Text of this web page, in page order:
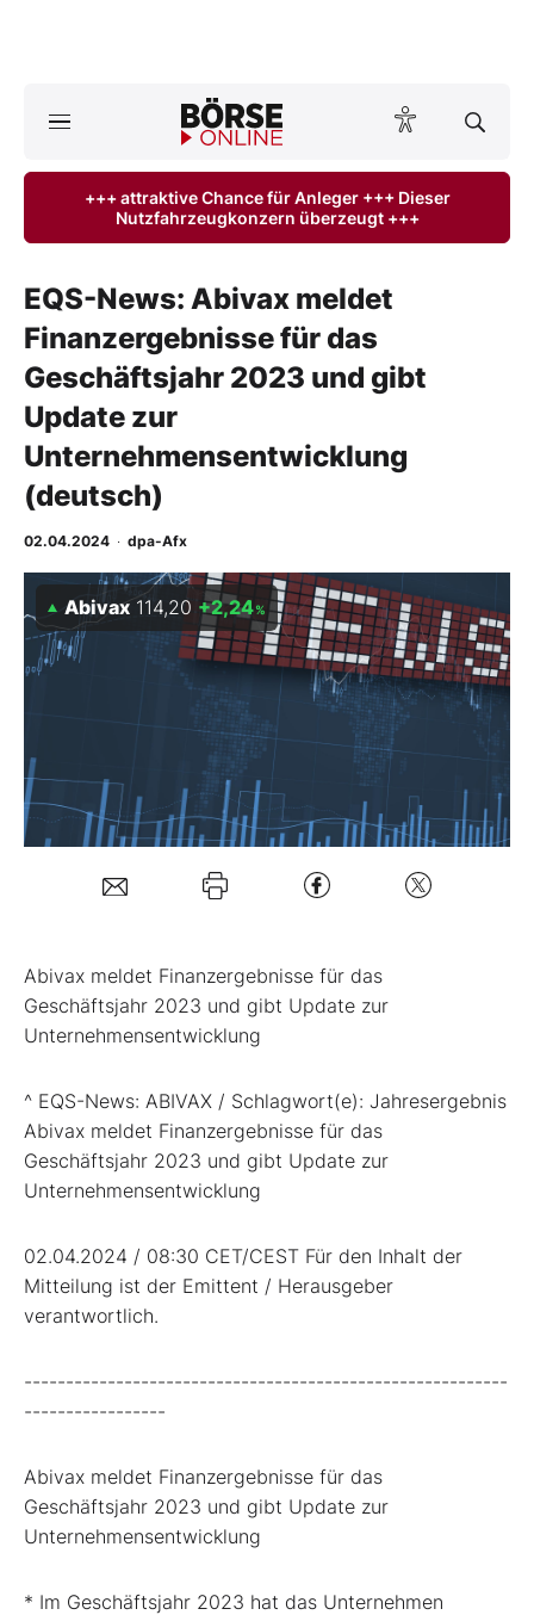
ktuelle Ausgabe BÖRSE ONLINE lesen
Finanz-Check
Abo & Shop
BO-Musterdepots
Mein B:O
Mein Konto
Kontakt
+++ attraktive Chance für Anleger +++ Dieser
Nutzfahrzeugkonzern überzeugt +++
EQS-News: Abivax meldet
Finanzergebnisse für das
Geschäftsjahr 2023 und gibt
Update zur
Unternehmensentwicklung
(deutsch)
02.04.2024 · dpa-Afx
Abivax 114,20 +2,24%
Abivax meldet Finanzergebnisse für das
Geschäftsjahr 2023 und gibt Update zur
Unternehmensentwicklung
^ EQS-News: ABIVAX / Schlagwort(e): Jahresergebnis
Abivax meldet Finanzergebnisse für das
Geschäftsjahr 2023 und gibt Update zur
Unternehmensentwicklung
02.04.2024 / 08:30 CET/CEST Für den Inhalt der
Mitteilung ist der Emittent / Herausgeber
verantwortlich.
----------------------------------------------------------
-----------------
Abivax meldet Finanzergebnisse für das
Geschäftsjahr 2023 und gibt Update zur
Unternehmensentwicklung
* Im Geschäftsjahr 2023 hat das Unternehmen